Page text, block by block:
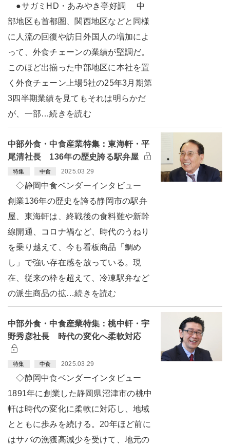
●サガミHD・あみやき亭好調 中
部地区も首都圏、関西地区などと同様
に人流の回復や訪日外国人の増加によ
って、外食チェーンの業績が堅調だ。
このほど出揃った中部地区に本社を置
く外食チェーン上場5社の25年3月期第
3四半期業績を見てもそれは明らかだ
が、一部…続きを読む
中部外食・中食産業特集：東海軒・平
尾清社長 136年の歴史誇る駅弁屋
特集 中食 2025.03.29
◇静岡中食ベンダーインタビュー
創業136年の歴史を誇る静岡市の駅弁
屋、東海軒は、終戦後の食料難や新幹
線開通、コロナ禍など、時代のうねり
を乗り越えて、今も看板商品「鯛め
し」で強い存在感を放っている。現
在、従来の枠を超えて、冷凍駅弁など
の派生商品の拡…続きを読む
中部外食・中食産業特集：桃中軒・宇
野秀彦社長 時代の変化へ柔軟対応
特集 中食 2025.03.29
◇静岡中食ベンダーインタビュー
1891年に創業した静岡県沼津市の桃中
軒は時代の変化に柔軟に対応し、地域
とともに歩みを続ける。20年ほど前に
はサバの漁獲高減少を受けて、地元の